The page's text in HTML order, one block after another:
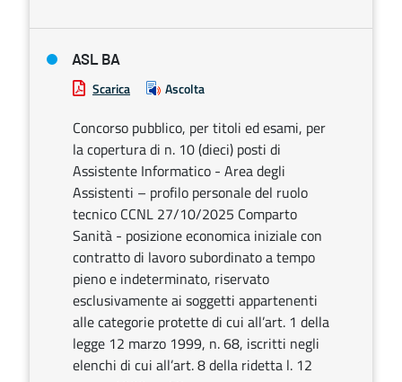
ASL BA
Scarica Ascolta
Concorso pubblico, per titoli ed esami, per
la copertura di n. 10 (dieci) posti di
Assistente Informatico - Area degli
Assistenti – profilo personale del ruolo
tecnico CCNL 27/10/2025 Comparto
Sanità - posizione economica iniziale con
contratto di lavoro subordinato a tempo
pieno e indeterminato, riservato
esclusivamente ai soggetti appartenenti
alle categorie protette di cui all’art. 1 della
legge 12 marzo 1999, n. 68, iscritti negli
elenchi di cui all’art. 8 della ridetta l. 12